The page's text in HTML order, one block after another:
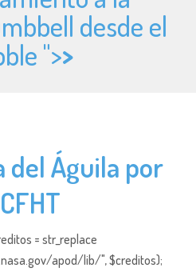
desde el
">>
del Águila por
= str_replace
apod/lib/", $creditos);